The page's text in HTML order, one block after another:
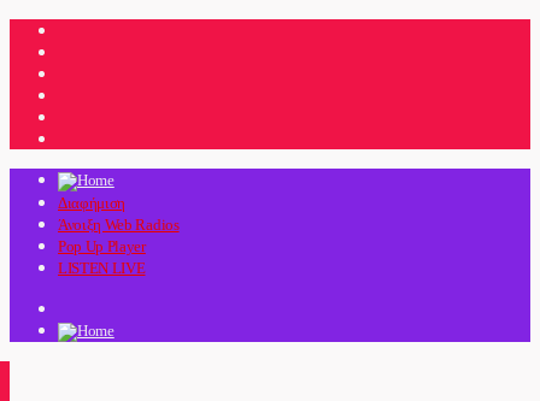
Διαφήμιση
Άνοιξη Web Radios
Pop Up Player
LISTEN LIVE